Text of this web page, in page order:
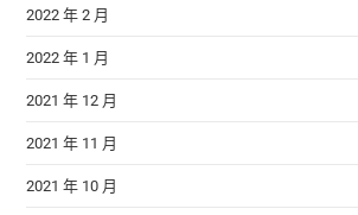
2022 年 2 月
2022 年 1 月
2021 年 12 月
2021 年 11 月
2021 年 10 月